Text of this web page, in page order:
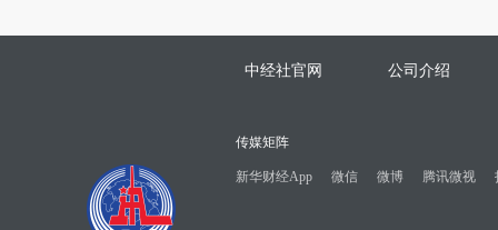
中经社官网 公司介绍
传媒矩阵
新华财经App 微信 微博 腾讯微视